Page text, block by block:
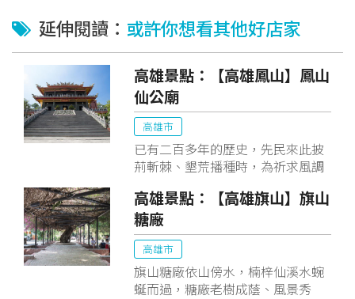
延伸閱讀： 或許你想看其他好店家
高雄景點：【高雄鳳山】鳳山
仙公廟
高雄市
已有二百多年的歷史，先民來此披
荊斬棘、墾荒播種時，為祈求風調
口築廟，主祀呂洞賓、李鐵拐及神
農大帝。
高雄景點：【高雄旗山】旗山
糖廠
高雄市
旗山糖廠依山傍水，楠梓仙溪水蜿
蜒而過，糖廠老樹成蔭、風景秀